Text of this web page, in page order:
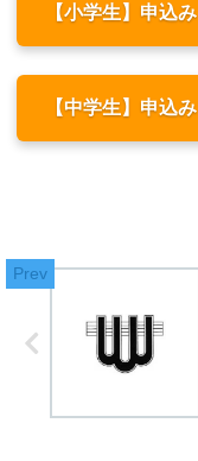
【小学生】申込み
【中学生】申込み